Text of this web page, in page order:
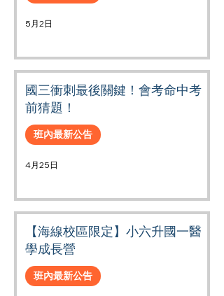
5月2日
國三衝刺最後關鍵！會考命中考
前猜題！
班內最新公告
4月25日
【海線校區限定】小六升國一醫
學成長營
班內最新公告